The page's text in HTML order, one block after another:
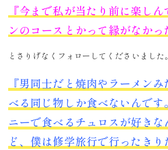
『今まで私が当たり前に楽し
ンのコースとかって縁がなかっ
とさりげなくフォローしてくださいました。
『男同士だと焼肉やラーメン
べる同じ物しか食べないんで
ニーで食べるチュロスが好きな
ど、僕は修学旅行で行ったき